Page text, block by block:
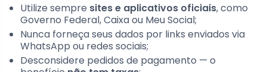
Utilize sempre sites e aplicativos oficiais, como
Governo Federal, Caixa ou Meu Social;
Nunca forneça seus dados por links enviados via
WhatsApp ou redes sociais;
Desconsidere pedidos de pagamento — o